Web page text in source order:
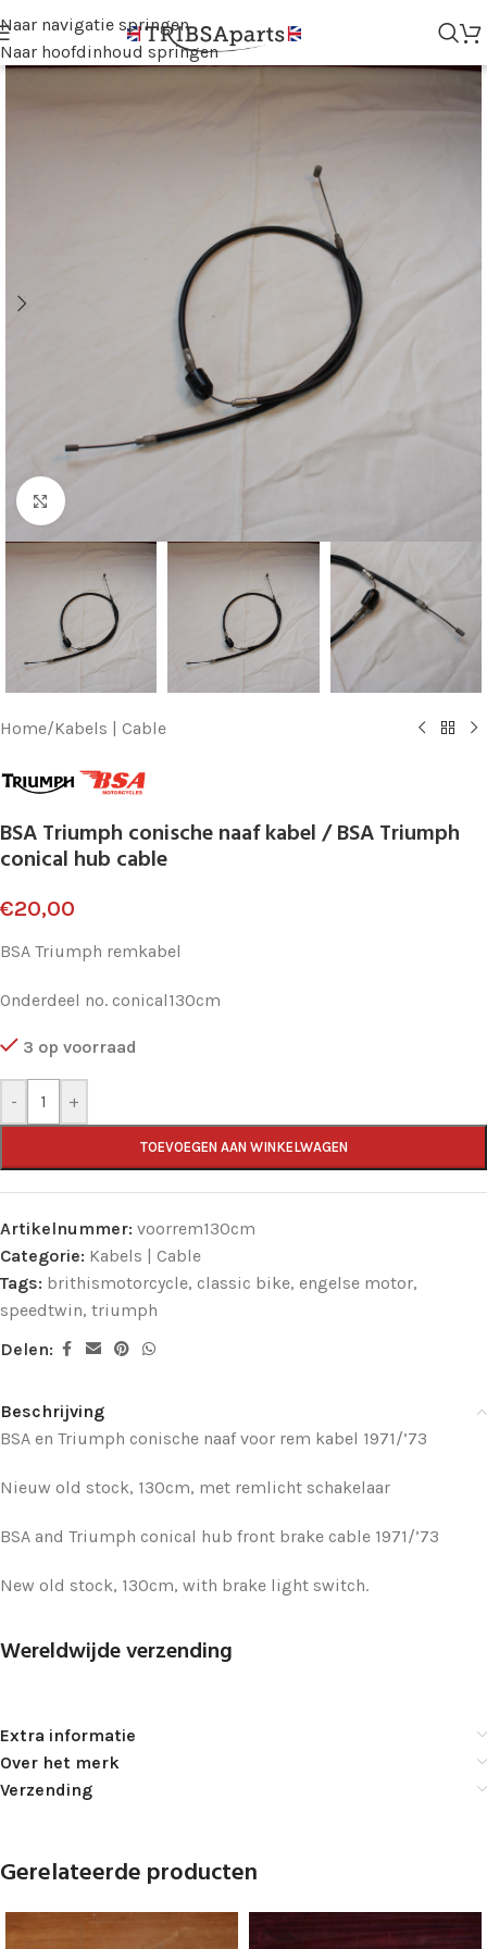
Naar navigatie springen
Naar hoofdinhoud springen
Klik voor vergroting
Home/Kabels | Cable
BSA Triumph conische naaf kabel / BSA Triumph
conical hub cable
€20,00
BSA Triumph remkabel
Onderdeel no. conical130cm
3 op voorraad
- +
TOEVOEGEN AAN WINKELWAGEN
Artikelnummer: voorrem130cm
Categorie: Kabels | Cable
Tags: brithismotorcycle, classic bike, engelse motor,
speedtwin, triumph
Delen:
Beschrijving
BSA en Triumph conische naaf voor rem kabel 1971/’73
Nieuw old stock, 130cm, met remlicht schakelaar
BSA and Triumph conical hub front brake cable 1971/’73
New old stock, 130cm, with brake light switch.
Wereldwijde verzending
Extra informatie
Over het merk
Verzending
Gerelateerde producten